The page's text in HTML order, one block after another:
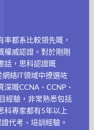
率都系比較領先嘅，
權威認證。對於剛剛
話，思科認證嘅
網絡IT領域中撩選咗
嘅CCNA、CCNP、
經驗，非常熟悉包括
科專家都有5年以上
代考、培訓經驗。